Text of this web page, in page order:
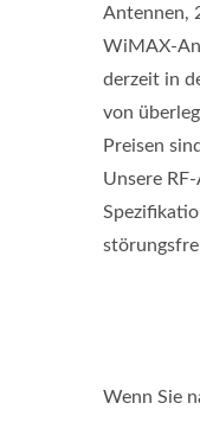
Antennen,
WiMAX-
derzeit in
von
Preisen
Unsere
Wenn Sie